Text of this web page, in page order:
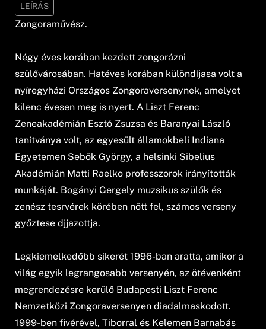
LEÍRÁS
Zongoraművész.
Négy éves korában kezdett zongorázni
szülővárosában. Hatéves korában különdíjasa volt a
nyíregyházi Országos Zongoraversenynek, amelyet
kilenc évesen meg is nyert. A Liszt Ferenc
Zeneakadémián Esztó Zsuzsa és Baranyai László
tanítványa volt, az egyesült államokbeli Indiana
Egyetemen Sebök György, a helsinki Sibelius
Akadémián Matti Raelko professzorok irányították
munkáját. Bogányi Gergely muzsikus szülők és
zenész tesrvérek körében nött fel, számos verseny
győztese djjazottja.
Legkiemelkedőbb sikerét 1996-ban aratta, amikor a
világ egyik legrangosabb versenyén, az ötévenként
megrendezésre kerülő Budapesti Liszt Ferenc
Nemzetközi Zongoraversenyen diadalmaskodott.
1999-ben fivérével, Tiborral és Kelemen Barnabás